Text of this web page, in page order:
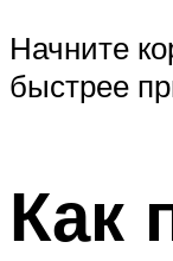
Начните
быстрее
Как